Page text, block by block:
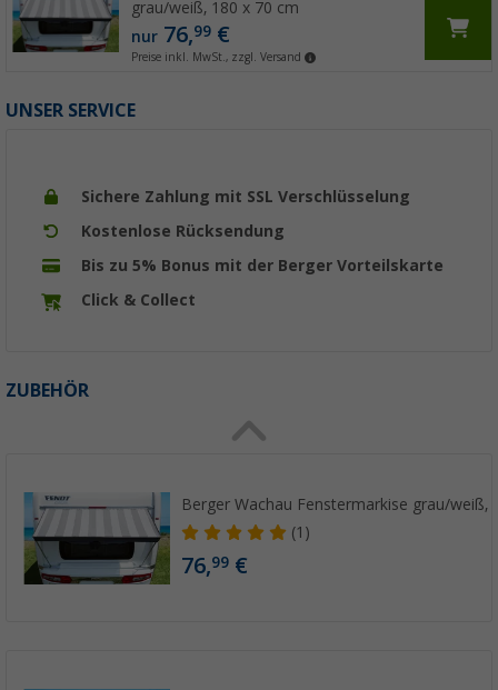
grau/weiß, 180 x 70 cm
nur76,99€
Preise inkl. MwSt., zzgl. Versand
UNSER SERVICE
Sichere Zahlung mit SSL Verschlüsselung
Kostenlose Rücksendung
Bis zu 5% Bonus mit der Berger Vorteilskarte
Click & Collect
ZUBEHÖR
Berger Wachau Fenstermarkise grau/weiß,
(1)
76,99 €